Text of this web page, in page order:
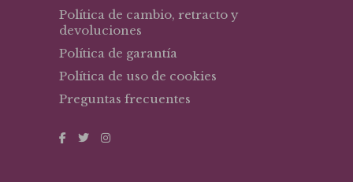
Política de cambio, retracto y
devoluciones
Política de garantía
Política de uso de cookies
Preguntas frecuentes